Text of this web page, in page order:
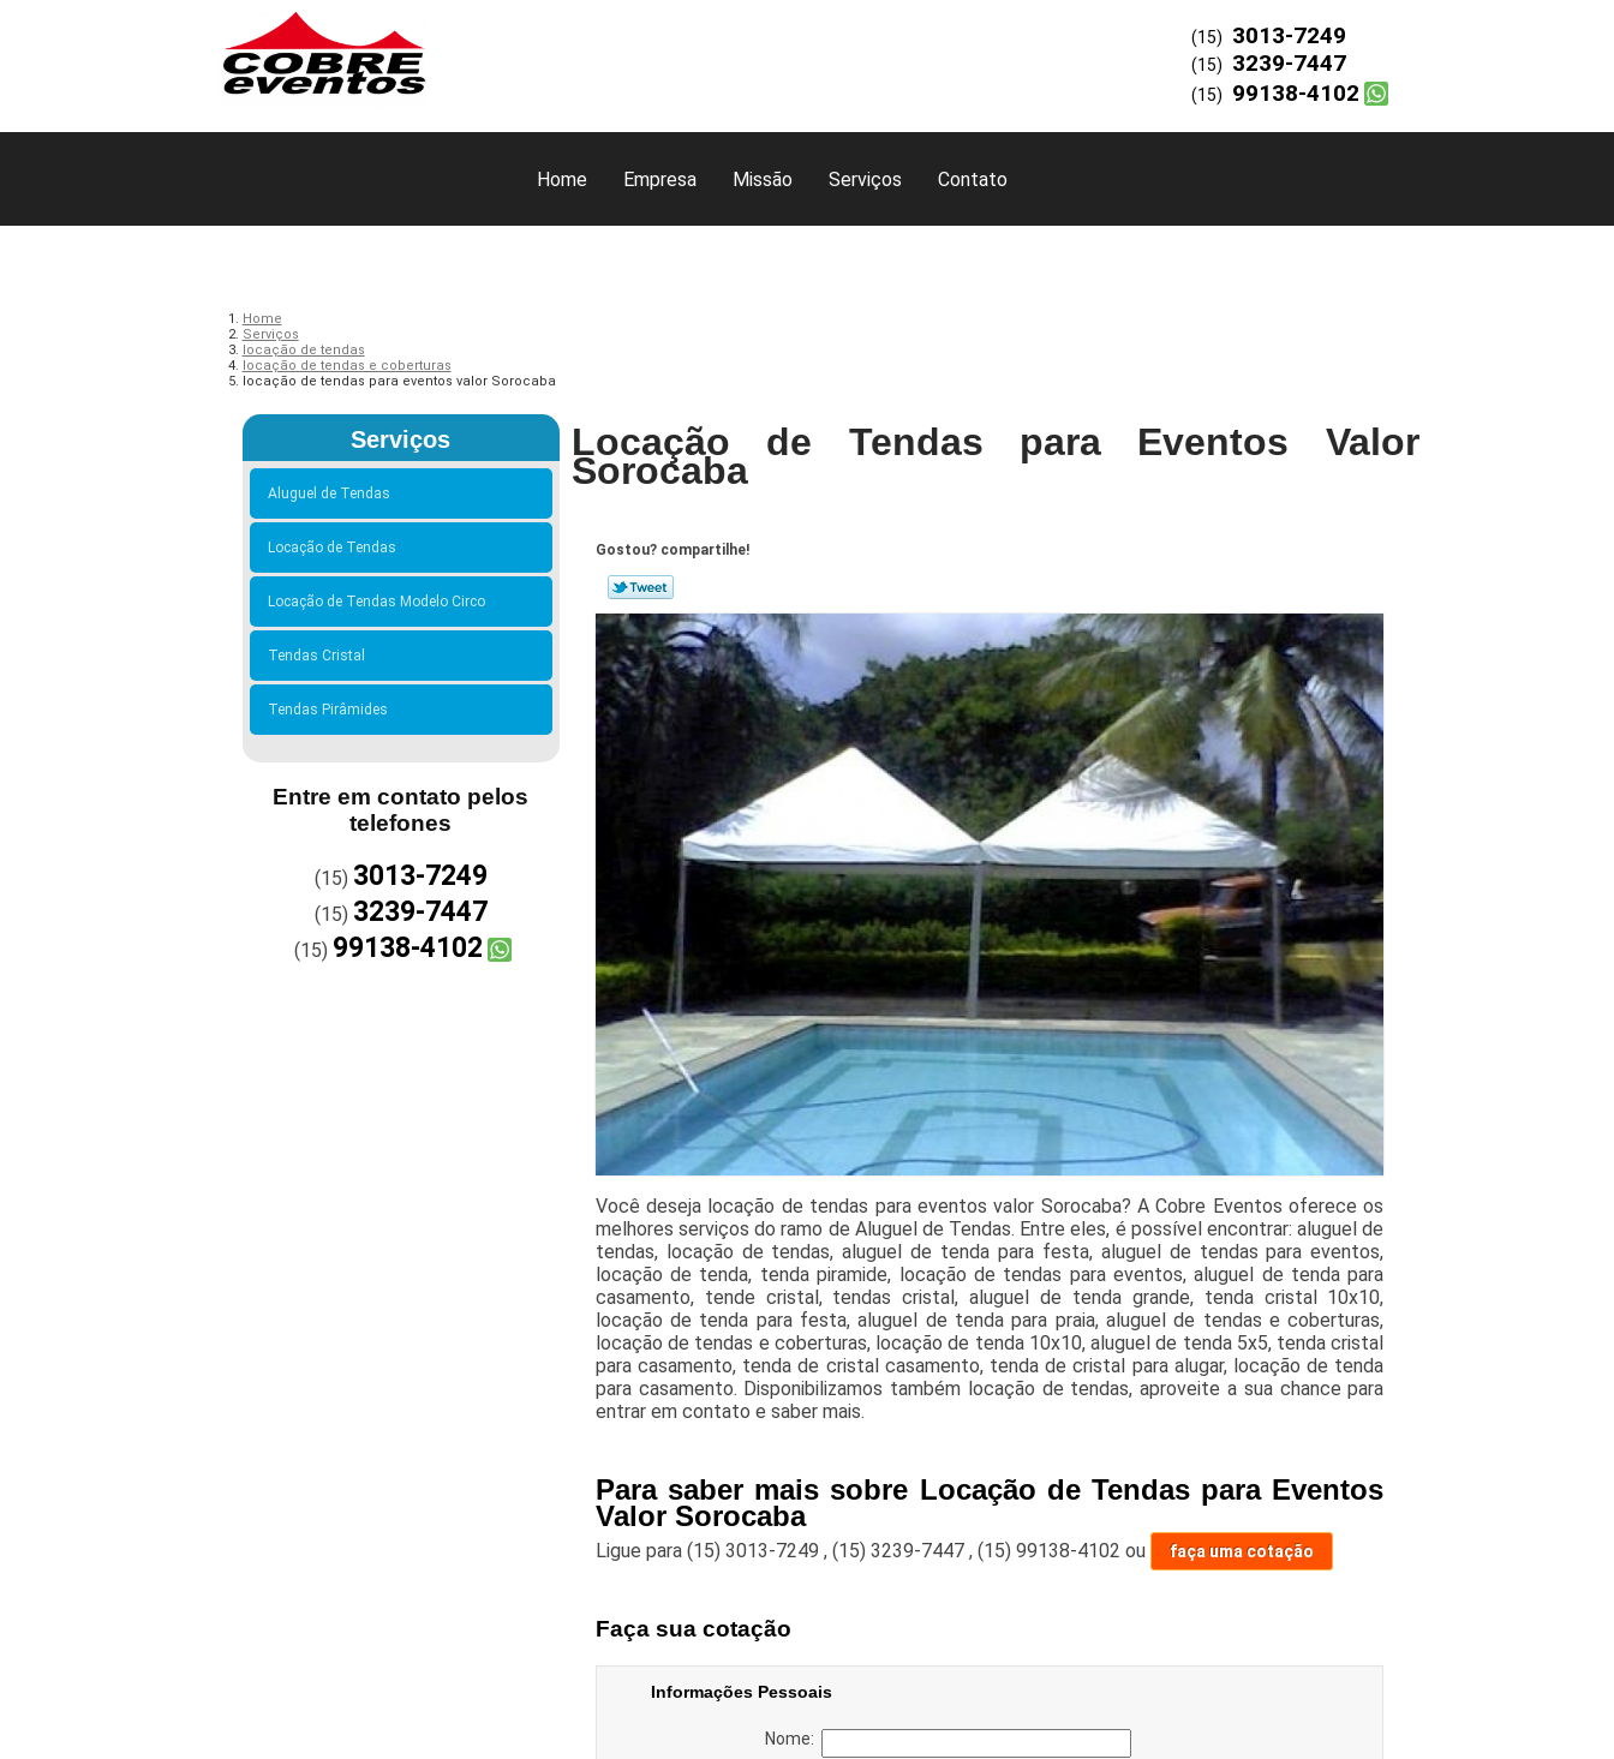
Home Empresa Missão Serviços Contato
(15) 3013-7249
(15) 3239-7447
(15) 99138-4102
Home
Serviços
locação de tendas
locação de tendas e coberturas
locação de tendas para eventos valor Sorocaba
Serviços
Aluguel de Tendas
Locação de Tendas
Locação de Tendas Modelo Circo
Tendas Cristal
Tendas Pirâmides
Entre em contato pelos
telefones
(15) 3013-7249
(15) 3239-7447
(15) 99138-4102
Locação de Tendas para Eventos Valor
Sorocaba
Gostou? compartilhe!
Você deseja locação de tendas para eventos valor Sorocaba? A Cobre Eventos oferece os
melhores serviços do ramo de Aluguel de Tendas. Entre eles, é possível encontrar: aluguel de
tendas, locação de tendas, aluguel de tenda para festa, aluguel de tendas para eventos,
locação de tenda, tenda piramide, locação de tendas para eventos, aluguel de tenda para
casamento, tende cristal, tendas cristal, aluguel de tenda grande, tenda cristal 10x10,
locação de tenda para festa, aluguel de tenda para praia, aluguel de tendas e coberturas,
locação de tendas e coberturas, locação de tenda 10x10, aluguel de tenda 5x5, tenda cristal
para casamento, tenda de cristal casamento, tenda de cristal para alugar, locação de tenda
para casamento. Disponibilizamos também locação de tendas, aproveite a sua chance para
entrar em contato e saber mais.
Para saber mais sobre Locação de Tendas para Eventos
Valor Sorocaba
Ligue para (15) 3013-7249 , (15) 3239-7447 , (15) 99138-4102 ou faça uma cotação
Faça sua cotação
Informações Pessoais
Nome: